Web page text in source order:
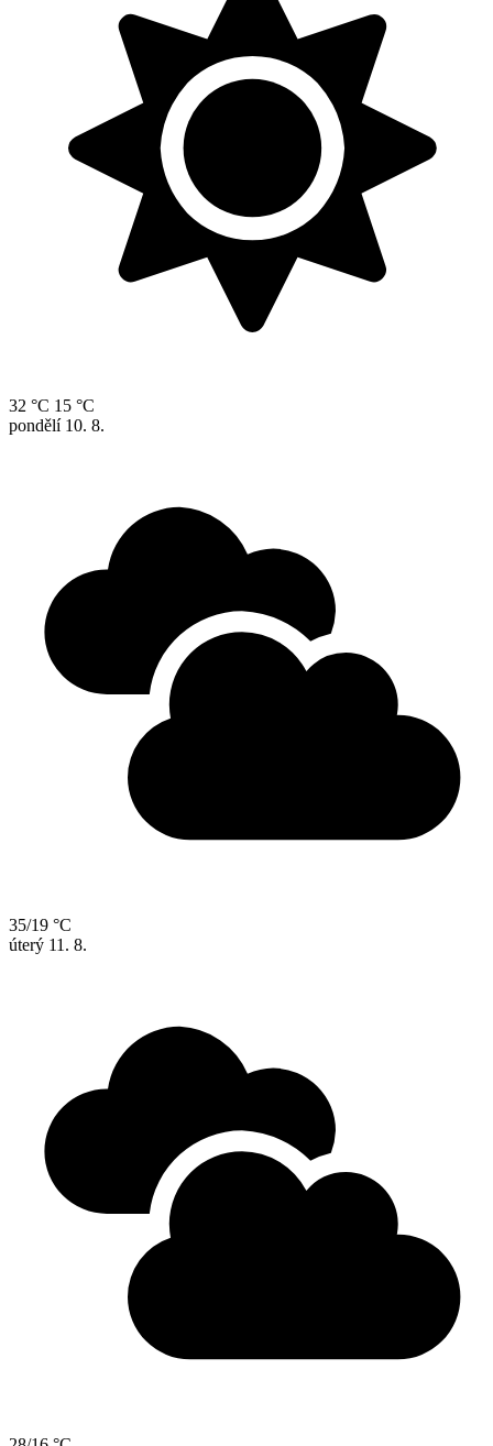
32 °C 15 °C
pondělí 10. 8.
35/19 °C
úterý 11. 8.